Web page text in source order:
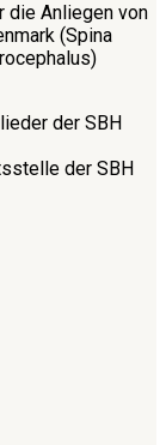
die Anliegen von
(Spina
der SBH
der SBH